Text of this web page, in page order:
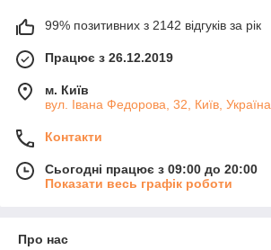
99% позитивних з 2142 відгуків за рік
Працює з 26.12.2019
м. Київ
вул. Івана Федорова, 32, Київ, Україна
Контакти
Сьогодні працює з 09:00 до 20:00
Показати весь графік роботи
Про нас